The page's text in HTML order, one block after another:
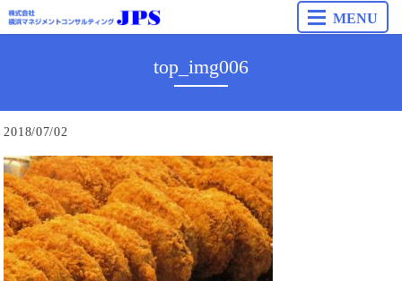
MENU
top_img006
2018/07/02